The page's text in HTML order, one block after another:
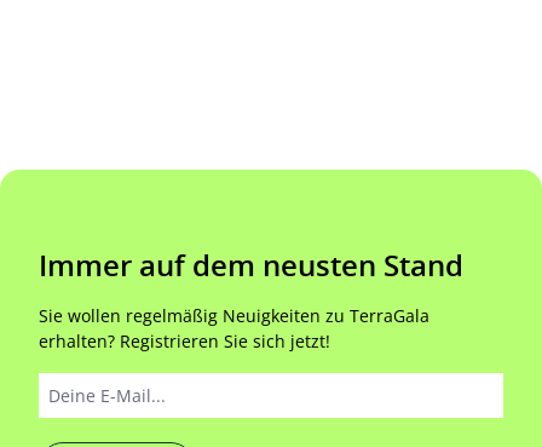
Immer auf dem neusten Stand
Sie wollen regelmäßig Neuigkeiten zu TerraGala
erhalten? Registrieren Sie sich jetzt!